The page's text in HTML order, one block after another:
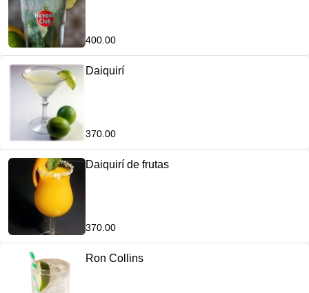
400.00
Daiquirí
370.00
Daiquirí de frutas
370.00
Ron Collins